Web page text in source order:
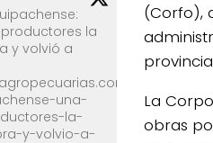
(Corfo),
La
obras
la
y volvió a
2026/08/04/
una-
la-
y-volvio-a-